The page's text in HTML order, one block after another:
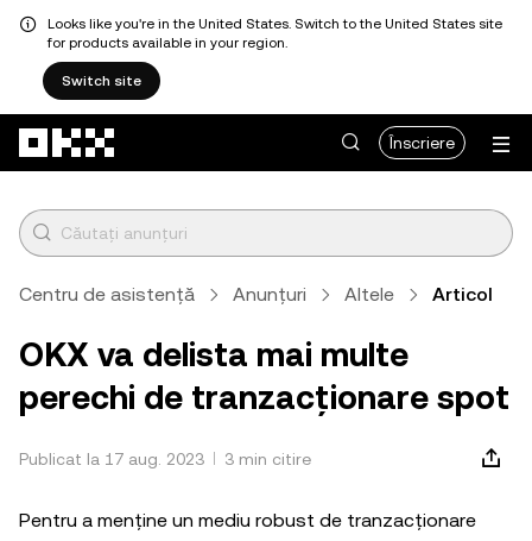
Looks like you're in the United States. Switch to the United States site
for products available in your region.
Switch site
Înscriere
Centru de asistență Anunțuri Altele Articol
OKX va delista mai multe
perechi de tranzacționare spot
Publicat la 17 aug. 2023 3 min citire
Pentru a menține un mediu robust de tranzacționare